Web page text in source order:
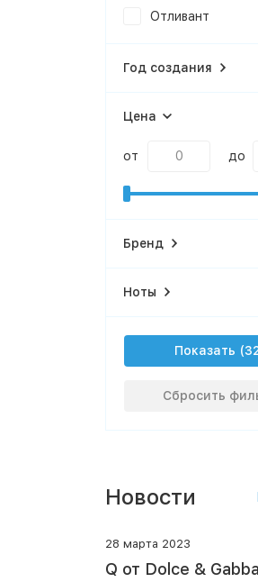
Отливант
Год создания
Цена
от до
Бренд
Ноты
Показать
Сбросить
Новости
28 марта 2023
Q от Dolce &